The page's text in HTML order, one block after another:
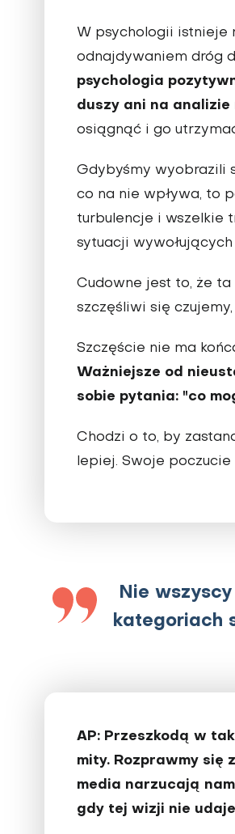
W psychologii istnieje
odnajdywaniem dróg
psychologia
duszy ani na
osiągnąć i go
Gdybyśmy wyobrazili
co na nie wpływa, to
turbulencje i wszelkie
sytuacji
Cudowne jest to, że ta
szczęśliwi się
Szczęście nie ma
Ważniejsze od
sobie pytania: "co
Chodzi o to, by
lepiej. Swoje
Nie
kategoriach
AP: Przeszkodą w
mity. Rozprawmy się
media narzucają
gdy tej wizji nie